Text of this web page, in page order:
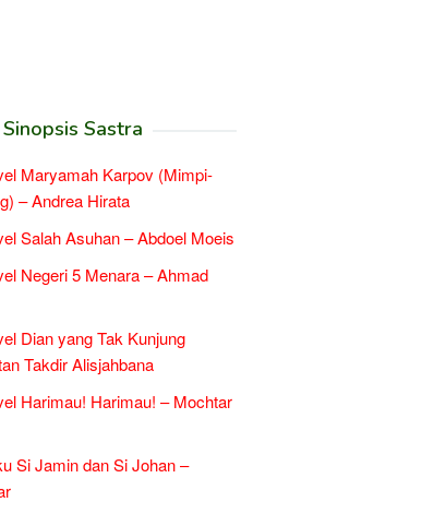
Sinopsis Sastra
Maryamah Karpov (Mimpi-
– Andrea Hirata
Salah Asuhan – Abdoel Moeis
Negeri 5 Menara – Ahmad
Dian yang Tak Kunjung
Takdir Alisjahbana
Harimau! Harimau! – Mochtar
Si Jamin dan Si Johan –